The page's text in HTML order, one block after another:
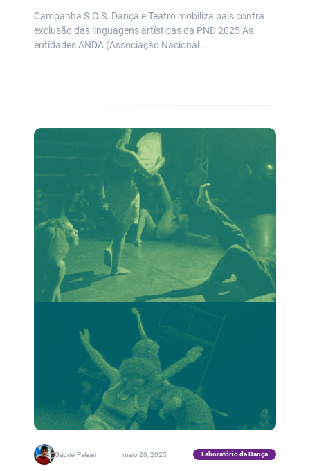
Campanha S.O.S. Dança e Teatro mobiliza país contra
exclusão das linguagens artísticas da PND 2025 As
entidades ANDA (Associação Nacional ...
Gabriel Paleari maio 20, 2025 Laboratório da Dança